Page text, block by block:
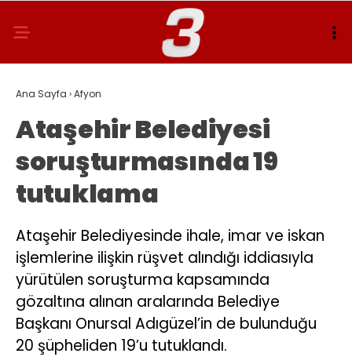
Ana Sayfa ›Afyon
Ataşehir Belediyesi
soruşturmasında 19
tutuklama
Ataşehir Belediyesinde ihale, imar ve iskan
işlemlerine ilişkin rüşvet alındığı iddiasıyla
yürütülen soruşturma kapsamında
gözaltına alınan aralarında Belediye
Başkanı Onursal Adıgüzel’in de bulunduğu
20 şüpheliden 19’u tutuklandı.